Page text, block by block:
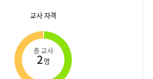
교사 자격
총 교사
2명